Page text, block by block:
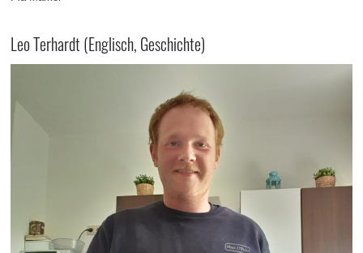
Leo Terhardt (Englisch, Geschichte)